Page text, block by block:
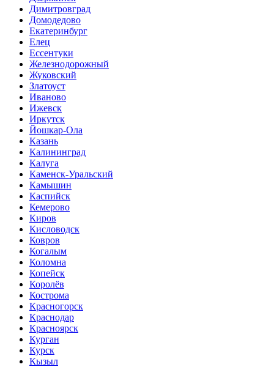
Димитровград
Домодедово
Екатеринбург
Елец
Ессентуки
Железнодорожный
Жуковский
Златоуст
Иваново
Ижевск
Иркутск
Йошкар-Ола
Казань
Калининград
Калуга
Каменск-Уральский
Камышин
Каспийск
Кемерово
Киров
Кисловодск
Ковров
Когалым
Коломна
Копейск
Королёв
Кострома
Красногорск
Краснодар
Красноярск
Курган
Курск
Кызыл